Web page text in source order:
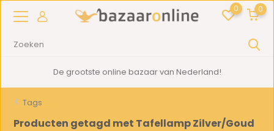
0 0
De grootste online bazaar van Nederland!
Tags
Producten getagd met Tafellamp Zilver/Goud